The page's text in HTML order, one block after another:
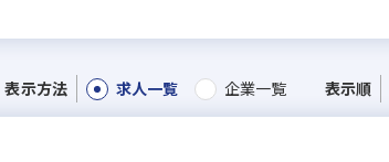
表示方法 求人一覧 企業一覧 表示順